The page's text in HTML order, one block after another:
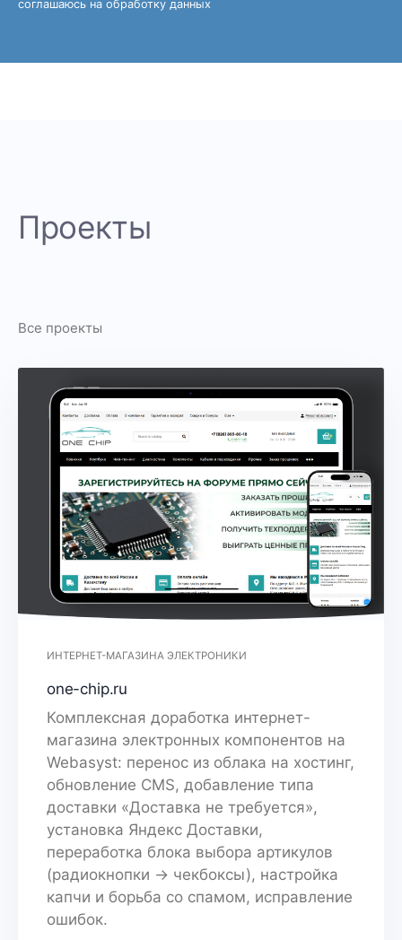
соглашаюсь на обработку данных
Проекты
Все проекты
ИНТЕРНЕТ-МАГАЗИНА ЭЛЕКТРОНИКИ
one-chip.ru
Комплексная доработка интернет-
магазина электронных компонентов на
Webasyst: перенос из облака на хостинг,
обновление CMS, добавление типа
доставки «Доставка не требуется»,
установка Яндекс Доставки,
переработка блока выбора артикулов
(радиокнопки → чекбоксы), настройка
капчи и борьба со спамом, исправление
ошибок.